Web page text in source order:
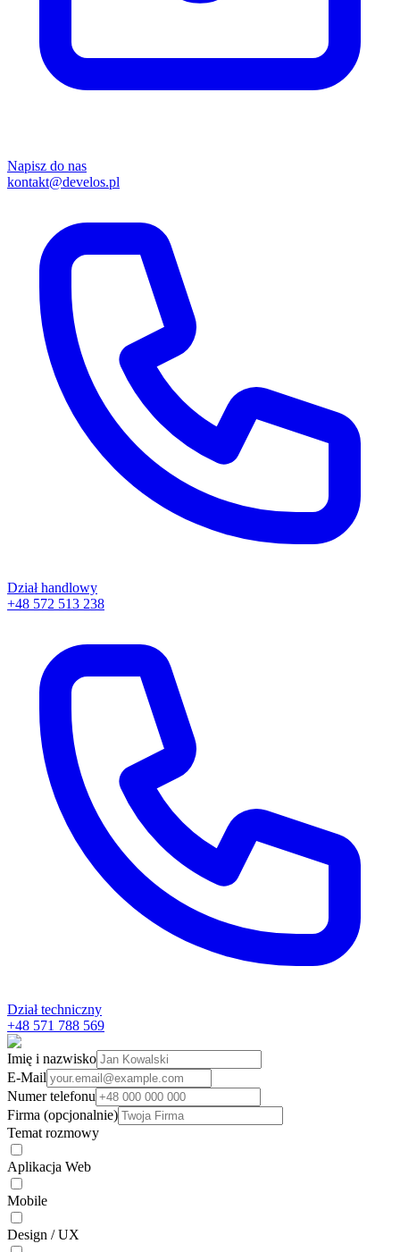
Napisz do nas
kontakt@develos.pl
Dział handlowy
+48 572 513 238
Dział techniczny
+48 571 788 569
Imię i nazwisko
E-Mail
Numer telefonu
Firma (opcjonalnie)
Temat rozmowy
Aplikacja Web
Mobile
Design / UX